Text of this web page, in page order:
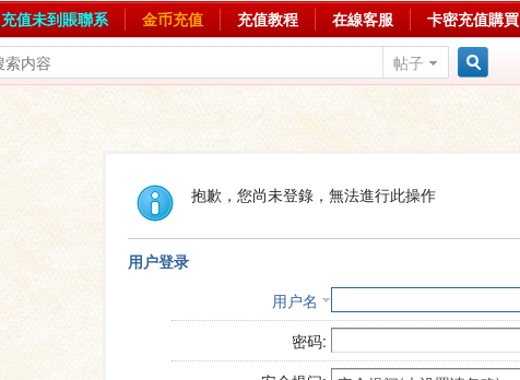
充值未到賬聯系 金币充值 充值教程 在線客服 卡密充值購買
帖子
抱歉，您尚未登錄，無法進行此操作
用户登录
用户名
密码: